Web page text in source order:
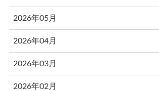
2026年05月
2026年04月
2026年03月
2026年02月